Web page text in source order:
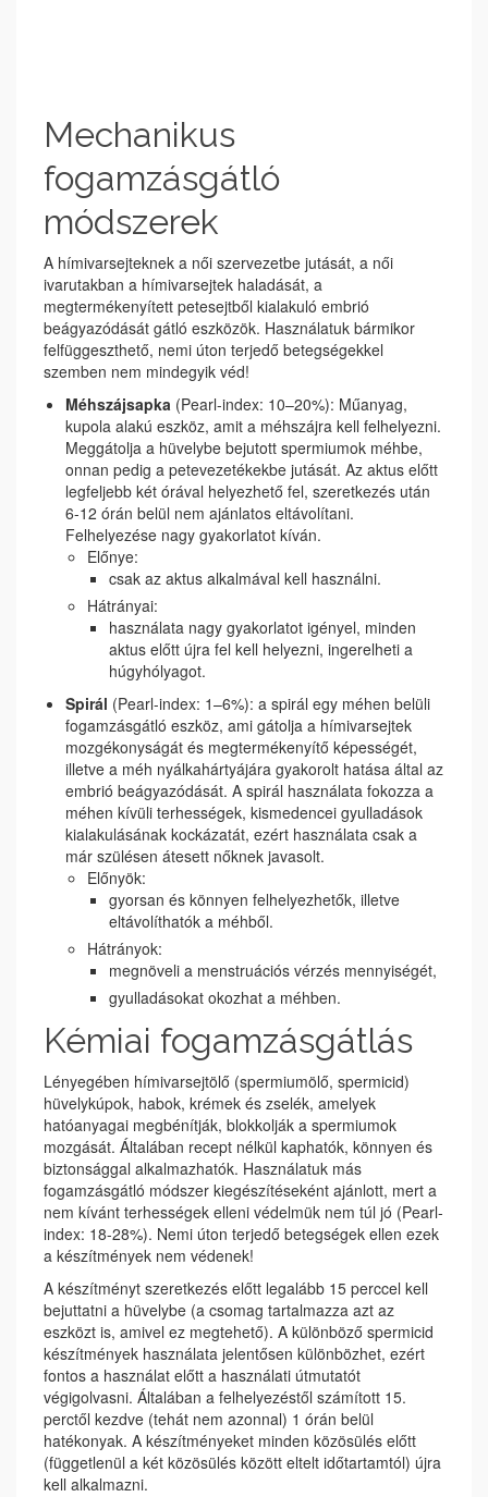
Mechanikus
fogamzásgátló
módszerek
A hímivarsejteknek a női szervezetbe jutását, a női
ivarutakban a hímivarsejtek haladását, a
megtermékenyített petesejtből kialakuló embrió
beágyazódását gátló eszközök. Használatuk bármikor
felfüggeszthető, nemi úton terjedő betegségekkel
szemben nem mindegyik véd!
Méhszájsapka (Pearl-index: 10–20%): Műanyag,
kupola alakú eszköz, amit a méhszájra kell felhelyezni.
Meggátolja a hüvelybe bejutott spermiumok méhbe,
onnan pedig a petevezetékekbe jutását. Az aktus előtt
legfeljebb két órával helyezhető fel, szeretkezés után
6-12 órán belül nem ajánlatos eltávolítani.
Felhelyezése nagy gyakorlatot kíván.
Előnye:
csak az aktus alkalmával kell használni.
Hátrányai:
használata nagy gyakorlatot igényel, minden
aktus előtt újra fel kell helyezni, ingerelheti a
húgyhólyagot.
Spirál (Pearl-index: 1–6%): a spirál egy méhen belüli
fogamzásgátló eszköz, ami gátolja a hímivarsejtek
mozgékonyságát és megtermékenyítő képességét,
illetve a méh nyálkahártyájára gyakorolt hatása által az
embrió beágyazódását. A spirál használata fokozza a
méhen kívüli terhességek, kismedencei gyulladások
kialakulásának kockázatát, ezért használata csak a
már szülésen átesett nőknek javasolt.
Előnyök:
gyorsan és könnyen felhelyezhetők, illetve
eltávolíthatók a méhből.
Hátrányok:
megnöveli a menstruációs vérzés mennyiségét,
gyulladásokat okozhat a méhben.
Kémiai fogamzásgátlás
Lényegében hímivarsejtölő (spermiumölő, spermicid)
hüvelykúpok, habok, krémek és zselék, amelyek
hatóanyagai megbénítják, blokkolják a spermiumok
mozgását. Általában recept nélkül kaphatók, könnyen és
biztonsággal alkalmazhatók. Használatuk más
fogamzásgátló módszer kiegészítéseként ajánlott, mert a
nem kívánt terhességek elleni védelmük nem túl jó (Pearl-
index: 18-28%). Nemi úton terjedő betegségek ellen ezek
a készítmények nem védenek!
A készítményt szeretkezés előtt legalább 15 perccel kell
bejuttatni a hüvelybe (a csomag tartalmazza azt az
eszközt is, amivel ez megtehető). A különböző spermicid
készítmények használata jelentősen különbözhet, ezért
fontos a használat előtt a használati útmutatót
végigolvasni. Általában a felhelyezéstől számított 15.
perctől kezdve (tehát nem azonnal) 1 órán belül
hatékonyak. A készítményeket minden közösülés előtt
(függetlenül a két közösülés között eltelt időtartamtól) újra
kell alkalmazni.